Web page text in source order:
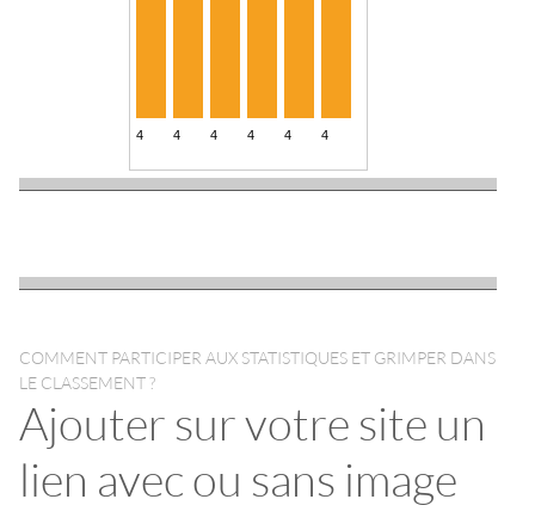
COMMENT PARTICIPER AUX STATISTIQUES ET GRIMPER DANS
LE CLASSEMENT ?
Ajouter sur votre site un
lien avec ou sans image